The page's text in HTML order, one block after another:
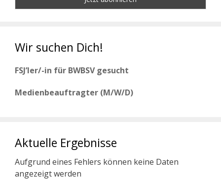
Wir suchen Dich!
FSJ’ler/-in für BWBSV gesucht
Medienbeauftragter (M/W/D)
Aktuelle Ergebnisse
Aufgrund eines Fehlers können keine Daten
angezeigt werden